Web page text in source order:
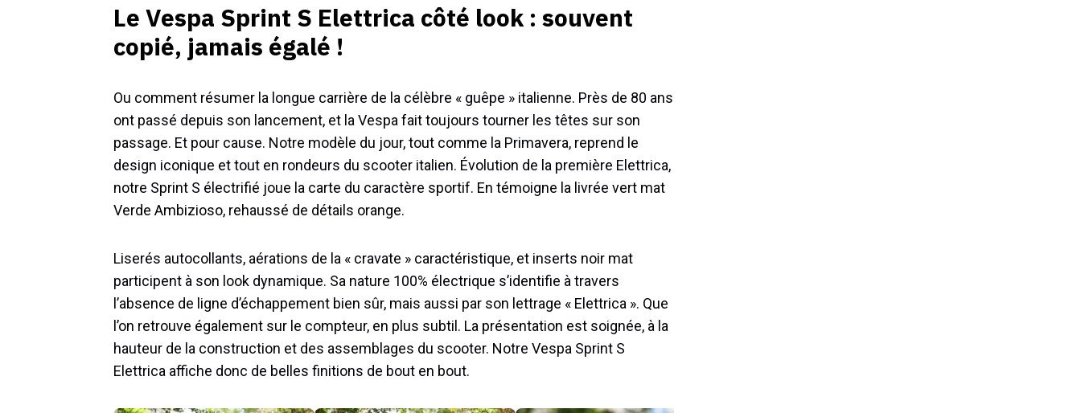
Le Vespa Sprint S Elettrica côté look : souvent
copié, jamais égalé !
Ou comment résumer la longue carrière de la célèbre « guêpe » italienne. Près de 80 ans
ont passé depuis son lancement, et la Vespa fait toujours tourner les têtes sur son
passage. Et pour cause. Notre modèle du jour, tout comme la Primavera, reprend le
design iconique et tout en rondeurs du scooter italien. Évolution de la première Elettrica,
notre Sprint S électrifié joue la carte du caractère sportif. En témoigne la livrée vert mat
Verde Ambizioso, rehaussé de détails orange.
Liserés autocollants, aérations de la « cravate » caractéristique, et inserts noir mat
participent à son look dynamique. Sa nature 100% électrique s’identifie à travers
l’absence de ligne d’échappement bien sûr, mais aussi par son lettrage « Elettrica ». Que
l’on retrouve également sur le compteur, en plus subtil. La présentation est soignée, à la
hauteur de la construction et des assemblages du scooter. Notre Vespa Sprint S
Elettrica affiche donc de belles finitions de bout en bout.